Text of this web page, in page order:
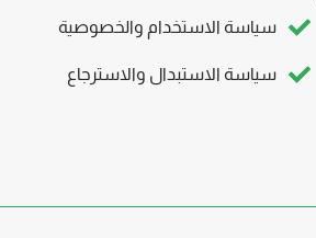
سياسة الاستخدام والخصوصية
سياسة الاستبدال والاسترجاع